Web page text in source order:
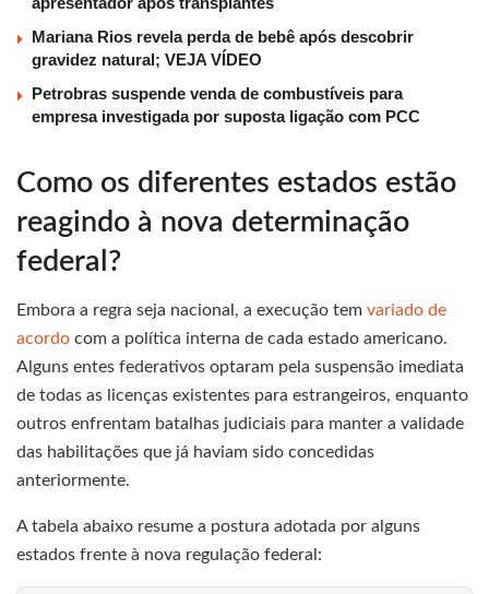
Mariana Rios revela perda de bebê após descobrir
gravidez natural; VEJA VÍDEO
Petrobras suspende venda de combustíveis para
empresa investigada por suposta ligação com PCC
Como os diferentes estados estão
reagindo à nova determinação
federal?
Embora a regra seja nacional, a execução tem variado de
acordo com a política interna de cada estado americano.
Alguns entes federativos optaram pela suspensão imediata
de todas as licenças existentes para estrangeiros, enquanto
outros enfrentam batalhas judiciais para manter a validade
das habilitações que já haviam sido concedidas
anteriormente.
A tabela abaixo resume a postura adotada por alguns
estados frente à nova regulação federal: